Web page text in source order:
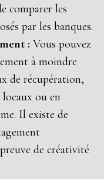
comparer les
par les banques.
: Vous pouvez
à moindre
de récupération,
locaux ou en
Il existe de
de créativité